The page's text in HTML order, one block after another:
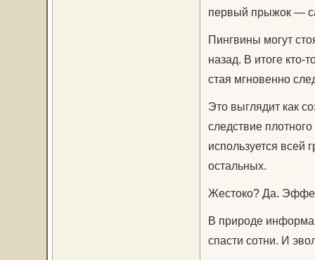
первый прыжок —
Пингвины могут
назад. В итоге
стая мгновенно
Это выглядит как
следствие
используется всей
остальных.
Жестоко? Да.
В природе
спасти сотни. И